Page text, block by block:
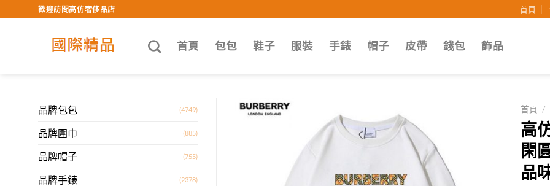
to
歡迎訪問高仿奢侈品店 首頁
首頁 包包 鞋子 服裝 手錶 帽子 皮帶 錢包 飾品
品牌包包 (4749)
品牌圍巾 (885)
品牌帽子 (755)
品牌手錶 (2378)
首頁 /
高
閑
品